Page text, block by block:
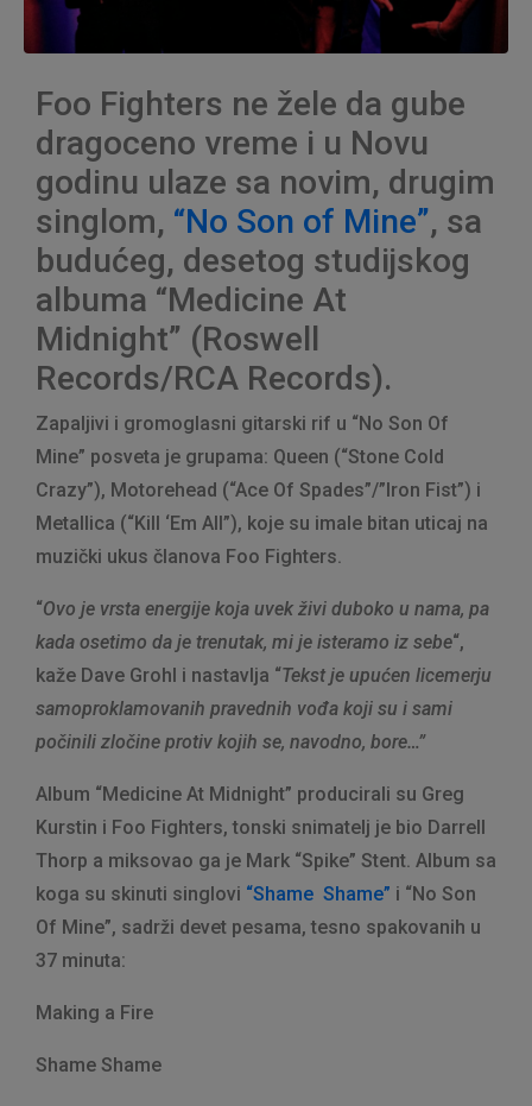
Foo Fighters ne žele da gube
dragoceno vreme i u Novu
godinu ulaze sa novim, drugim
singlom, “No Son of Mine”, sa
budućeg, desetog studijskog
albuma “Medicine At
Midnight” (Roswell
Records/RCA Records).
Zapaljivi i gromoglasni gitarski rif u “No Son Of
Mine” posveta je grupama: Queen (“Stone Cold
Crazy”), Motorehead (“Ace Of Spades”/”Iron Fist”) i
Metallica (“Kill ‘Em All”), koje su imale bitan uticaj na
muzički ukus članova Foo Fighters.
“Ovo je vrsta energije koja uvek živi duboko u nama, pa
kada osetimo da je trenutak, mi je isteramo iz sebe“,
kaže Dave Grohl i nastavlja “Tekst je upućen licemerju
samoproklamovanih pravednih vođa koji su i sami
počinili zločine protiv kojih se, navodno, bore…”
Album “Medicine At Midnight” producirali su Greg
Kurstin i Foo Fighters, tonski snimatelj je bio Darrell
Thorp a miksovao ga je Mark “Spike” Stent. Album sa
koga su skinuti singlovi “Shame Shame” i “No Son
Of Mine”, sadrži devet pesama, tesno spakovanih u
37 minuta:
Making a Fire
Shame Shame